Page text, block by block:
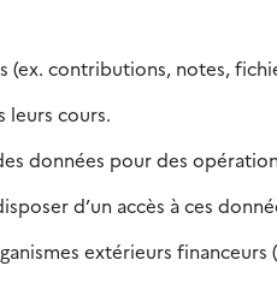
contributions, notes,
leurs cours.
données pour des
d’un accès à ces
extérieurs